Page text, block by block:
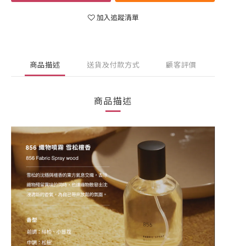
加入追蹤清單
商品描述 送貨及付款方式 顧客評價
商品描述